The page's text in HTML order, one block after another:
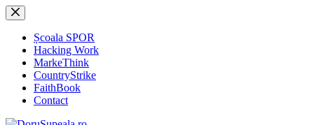
Sari
la
conținutȘcoala SPOR
Hacking Work
MarkeThink
CountryStrike
FaithBook
Contact